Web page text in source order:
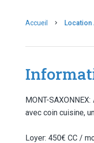
Accueil Location
MONT-
avec coin cuisine,
Loyer: 450€ CC /